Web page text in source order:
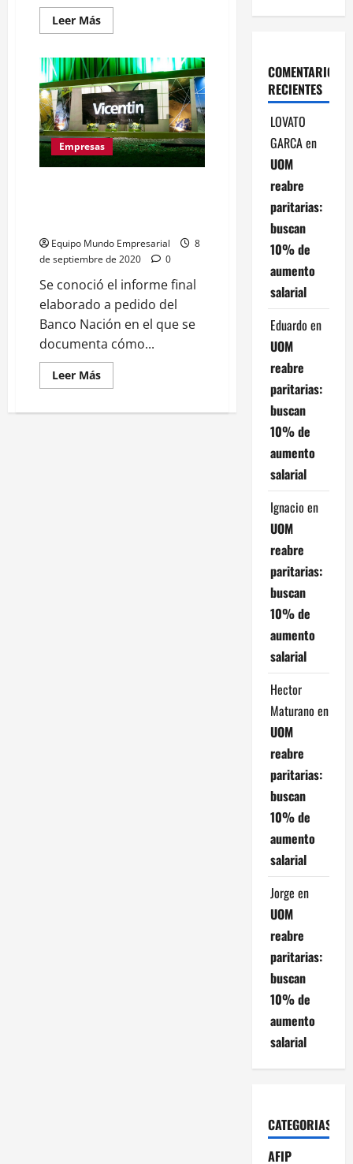
Leer MásLeer
más
Vicentin
y
las
maniobras
que
llevan
al
proceso
de
Empresas
Equipo Mundo Empresarial
8
de septiembre de 2020
0
Se conoció el informe final
elaborado a pedido del
Banco Nación en el que se
documenta cómo...
Leer MásLeer
más
#VicentinGATE:
COMENTARIOS
RECIENTES
LOVATO
GARCAen
UOM
reabre
paritarias:
buscan
10% de
aumento
salarial
Eduardo en
UOM
reabre
paritarias:
buscan
10% de
aumento
salarial
Ignacio en
UOM
reabre
paritarias:
buscan
10% de
aumento
salarial
Hector
Maturano en
UOM
reabre
paritarias:
buscan
10% de
aumento
salarial
Jorge en
UOM
reabre
paritarias:
buscan
10% de
aumento
salarial
CATEGORIAS
AFIP